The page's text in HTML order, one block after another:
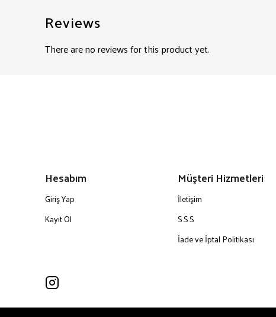
Reviews
There are no reviews for this product yet.
Hesabım
Giriş Yap
Kayıt Ol
Müşteri Hizmetleri
İletişim
S.S.S
İade ve İptal Politikası